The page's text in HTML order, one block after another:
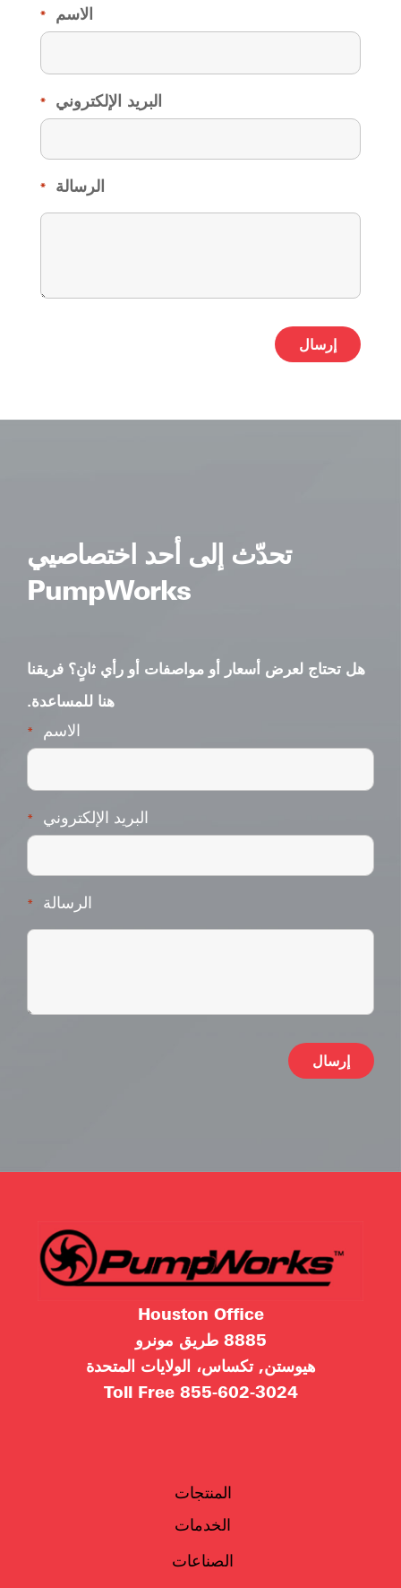
الاسم *
البريد الإلكتروني *
الرسالة *
تحدّث إلى أحد اختصاصيي
PumpWorks
هل تحتاج لعرض أسعار أو مواصفات أو رأي ثانٍ؟ فريقنا
هنا للمساعدة.
الاسم *
البريد الإلكتروني *
الرسالة *
Houston Office
8885 طريق مونرو
هيوستن, تكساس، الولايات المتحدة
855-602-3024
Toll Free
المنتجات
الخدمات
الصناعات